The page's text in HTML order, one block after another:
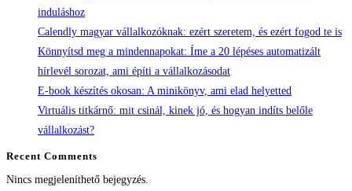
induláshoz
Calendly magyar vállalkozóknak: ezért szeretem, és ezért fogod te is
Könnyítsd meg a mindennapokat: Íme a 20 lépéses automatizált
hírlevél sorozat, ami építi a vállalkozásodat
E-book készítés okosan: A minikönyv, ami elad helyetted
Virtuális titkárnő: mit csinál, kinek jó, és hogyan indíts belőle
vállalkozást?
Recent Comments
Nincs megjeleníthető bejegyzés.